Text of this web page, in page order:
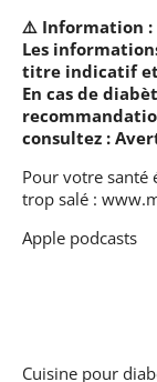
⚠️ Information :
Les
titre indicatif et
En cas de
consultez :
Pour votre santé
trop salé :
Apple podcasts
Cuisine pour